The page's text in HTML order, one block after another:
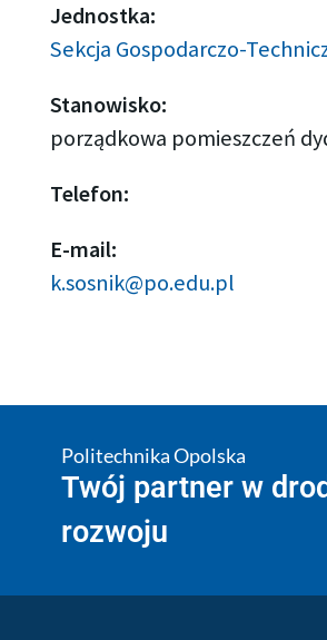
Jednostka:
Sekcja Gospodarczo-
Stanowisko:
porządkowa pomieszczeń
Telefon:
E-mail:
k.sosnik@po.edu.pl
Politechnika Opolska
Twój partner w
rozwoju